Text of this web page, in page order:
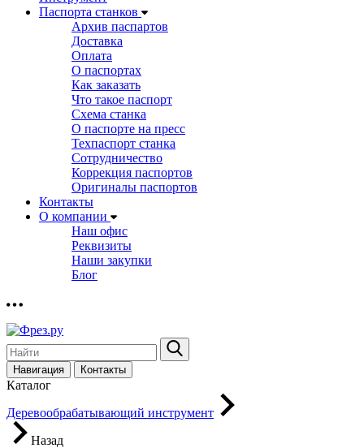
Паспорта станков
Архив паспартов
Доставка
Оплата
О паспортах
Как заказать
Что такое паспорт
Схема станка
О паспорте на пресс
Техпаспорт станка
Сотрудничество
Коррекция паспортов
Оригиналы паспортов
Контакты
О компании
Наш офис
Реквизиты
Наши закупки
Блог
Навигация Контакты
Каталог
Деревообрабатывающий инструмент
Назад